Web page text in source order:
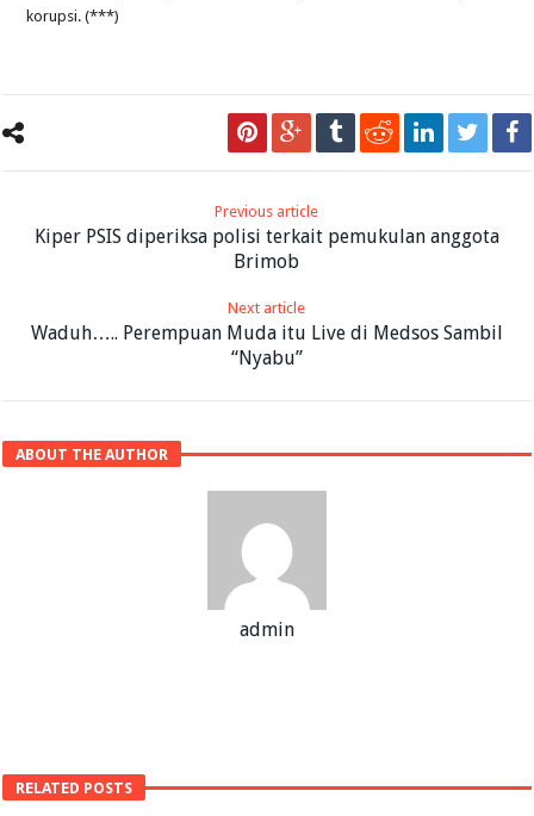
korupsi. (***)
Previous article
Kiper PSIS diperiksa polisi terkait pemukulan anggota
Brimob
Next article
Waduh….. Perempuan Muda itu Live di Medsos Sambil
“Nyabu”
ABOUT THE AUTHOR
admin
RELATED POSTS